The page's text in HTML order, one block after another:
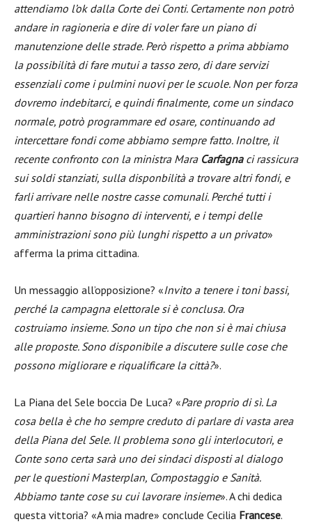
attendiamo l’ok dalla Corte dei Conti. Certamente non potrò
andare in ragioneria e dire di voler fare un piano di
manutenzione delle strade. Però rispetto a prima abbiamo
la possibilità di fare mutui a tasso zero, di dare servizi
essenziali come i pulmini nuovi per le scuole. Non per forza
dovremo indebitarci, e quindi finalmente, come un sindaco
normale, potrò programmare ed osare, continuando ad
intercettare fondi come abbiamo sempre fatto. Inoltre, il
recente confronto con la ministra Mara Carfagnaci rassicura
sui soldi stanziati, sulla disponbilità a trovare altri fondi, e
farli arrivare nelle nostre casse comunali. Perché tutti i
quartieri hanno bisogno di interventi, e i tempi delle
amministrazioni sono più lunghi rispetto a un privato»
afferma la prima cittadina.
Un messaggio all’opposizione? «Invito a tenere i toni bassi,
perché la campagna elettorale si è conclusa. Ora
costruiamo insieme. Sono un tipo che non si è mai chiusa
alle proposte. Sono disponibile a discutere sulle cose che
possono migliorare e riqualificare la città?».
La Piana del Sele boccia De Luca? «Pare proprio di sì. La
cosa bella è che ho sempre creduto di parlare di vasta area
della Piana del Sele. Il problema sono gli interlocutori, e
Conte sono certa sarà uno dei sindaci disposti al dialogo
per le questioni Masterplan, Compostaggio e Sanità.
Abbiamo tante cose su cui lavorare insieme». A chi dedica
questa vittoria? «A mia madre» conclude Cecilia Francese.